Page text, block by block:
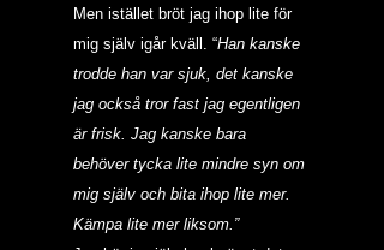
Men istället bröt jag ihop lite för
mig själv igår kväll. “Han kanske
trodde han var sjuk, det kanske
jag också tror fast jag egentligen
är frisk. Jag kanske bara
behöver tycka lite mindre syn om
mig själv och bita ihop lite mer.
Kämpa lite mer liksom.”